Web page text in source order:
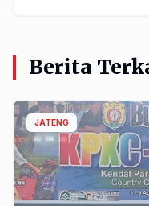
Berita
JATENG